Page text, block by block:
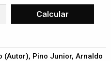
(Autor), Pino Junior, Arnaldo